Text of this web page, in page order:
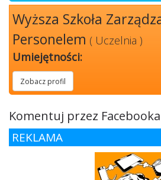
Wyższa Szkoła
Personelem ( Uczelnia )
Umiejętności:
Zobacz profil
Komentuj przez Facebooka
REKLAMA